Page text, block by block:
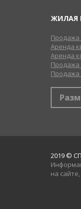
ЖИЛАЯ
Продажа
Аренда
Аренда
Продажа
Продажа
2019 ©
на